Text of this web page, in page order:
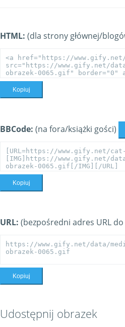
HTML: (dla strony głównej/
Kopiuj
BBCode: (na fora/książki gości)
Kopiuj
URL: (bezpośredni adres URL
Kopiuj
Udostępnij obrazek